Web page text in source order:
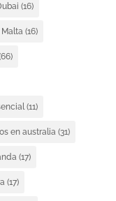
(16)
(16)
(11)
en australia (31)
(17)
(17)